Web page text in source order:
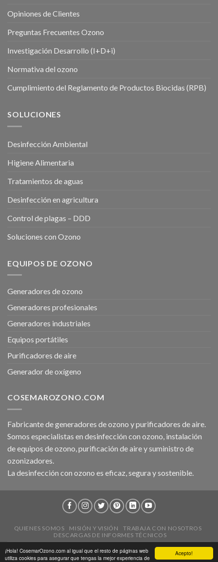
Acepto!
¡Hola! CosemarOzono.com al igual que el resto de páginas web
utiliza cookies para asegurar que tengas la mejor experiencia de
Opiniones de Clientes
Preguntas Frecuentes Ozono
Investigación Desarrollo (I+D+i)
Normativa del ozono
Cumplimiento del Reglamento de Productos Biocidas (RPB)
SOLUCIONES
Desinfección Ambiental
Higiene Alimentaria
Tratamientos de aguas
Desinfección en agricultura
Control de plagas – DDD
Soluciones con Ozono
EQUIPOS DE OZONO
Generadores de ozono
Generadores profesionales
Generadores industriales
Equipos portátiles
Purificadores de aire
Generador de oxígeno
COSEMAROZONO.COM
Fabricante de generadores de ozono y purificadores de aire.
Somos especialistas en desinfección con ozono, instalación
de equipos de ozono, purificación de aire y suministro de
ozonizadores.
La desinfección con ozono es eficaz, segura y sostenible.
QUIENES SOMOS MISIÓN Y VISIÓN
TRABAJA CON NOSOTROS
DESCARGAS DE INFORMES TÉCNICOS
2026 ©CosemarOzono.com|Aviso Legal|Política de Privacidad